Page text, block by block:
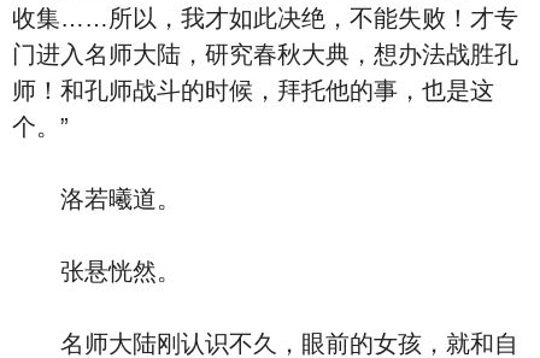
收集……所以，我才如此决绝，不能失败！才专
门进入名师大陆，研究春秋大典，想办法战胜孔
师！和孔师战斗的时候，拜托他的事，也是这
个。”
洛若曦道。
张悬恍然。
名师大陆刚认识不久，眼前的女孩，就和自